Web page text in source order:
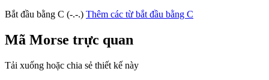
Bắt đầu bằng C (-.-.) Thêm các từ bắt đầu bằng C
Mã Morse trực quan
Tải xuống hoặc chia sẻ thiết kế này